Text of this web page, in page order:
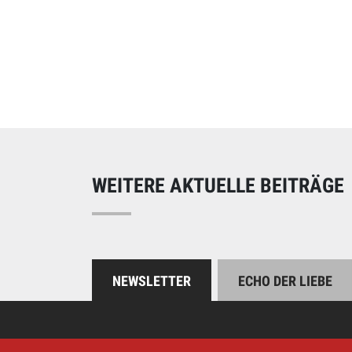
WEITERE AKTUELLE BEITRÄGE
NEWSLETTER ECHO DER LIEBE